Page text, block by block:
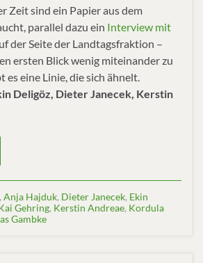
Zeit sind ein Papier aus dem
parallel dazu ein Interview mit
der Seite der Landtagsfraktion –
ersten Blick wenig miteinander zu
es eine Linie, die sich ähnelt.
Deligöz, Dieter Janecek, Kerstin
, Anja Hajduk, Dieter Janecek, Ekin
Gehring, Kerstin Andreae, Kordula
Gambke